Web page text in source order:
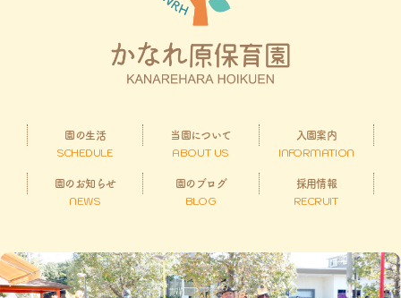
園の生活
SCHEDULE
当園について
ABOUT US
入園案内
INFORMATION
園のお知らせ
NEWS
園のブログ
BLOG
採用情報
RECRUIT